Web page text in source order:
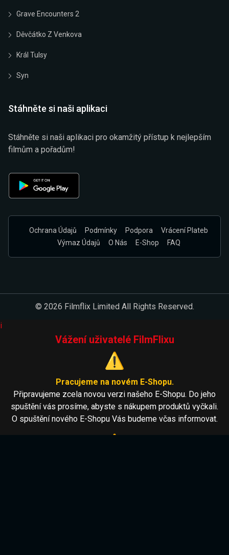
Grave Encounters 2
Děvčátko Z Venkova
Král Tulsy
Syn
Stáhněte si naši aplikaci
Stáhněte si naši aplikaci pro okamžitý přístup k nejlepším
filmům a pořadům!
Ochrana Údajů Podmínky Podpora
Vrácení Plateb
Výmaz Údajů
O Nás E-Shop FAQ
© 2026 Filmflix Limited All Rights Reserved.
i
Vážení uživatelé FilmFlixu
⚠️
Pracujeme na novém E-Shopu.
Připravujeme zcela novou verzi našeho E-Shopu. Do jeho
spuštění vás prosíme, abyste s nákupem produktů vyčkali.
O spuštění nového E-Shopu Vás budeme včas informovat.